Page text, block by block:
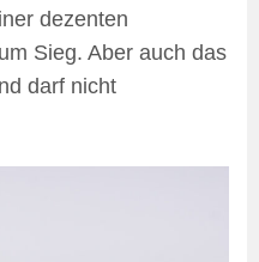
dezenten
Sieg. Aber auch das
darf nicht